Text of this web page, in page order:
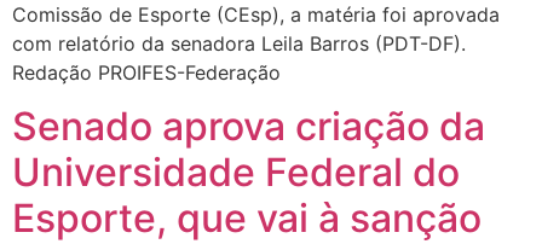
Comissão de Esporte (CEsp), a matéria foi aprovada
com relatório da senadora Leila Barros (PDT-DF).
Redação PROIFES-Federação
Senado aprova criação da
Universidade Federal do
Esporte, que vai à sanção